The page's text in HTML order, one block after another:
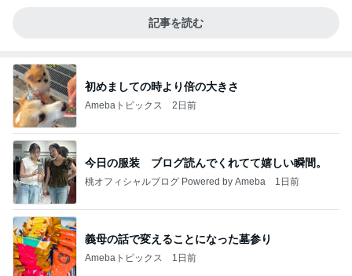
記事を読む
初めましての時より倍の大きさ
Amebaトピックス 2日前
今日の服装 ブログ読んでくれてて嬉しい瞬間。
桃オフィシャルブログ Powered by Ameba 1日前
義母の話で変えることになった墓参り
Amebaトピックス 1日前